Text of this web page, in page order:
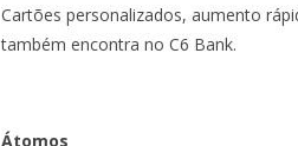
Cartões personalizados, aumento
também encontra no C6 Bank.
Átomos